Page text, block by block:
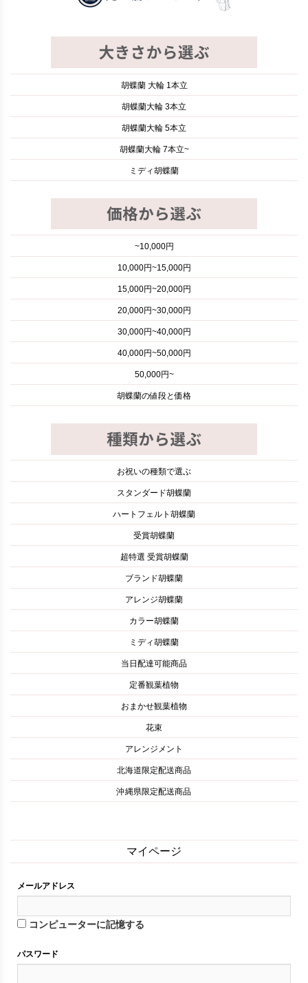
胡蝶蘭 大輪 1本立
胡蝶蘭大輪 3本立
胡蝶蘭大輪 5本立
胡蝶蘭大輪 7本立~
ミディ胡蝶蘭
~10,000円
10,000円~15,000円
15,000円~20,000円
20,000円~30,000円
30,000円~40,000円
40,000円~50,000円
50,000円~
胡蝶蘭の値段と価格
お祝いの種類で選ぶ
スタンダード胡蝶蘭
ハートフェルト胡蝶蘭
受賞胡蝶蘭
超特選 受賞胡蝶蘭
ブランド胡蝶蘭
アレンジ胡蝶蘭
カラー胡蝶蘭
ミディ胡蝶蘭
当日配達可能商品
定番観葉植物
おまかせ観葉植物
花束
アレンジメント
北海道限定配送商品
沖縄県限定配送商品
マイページ
メールアドレス
コンピューターに記憶する
パスワード